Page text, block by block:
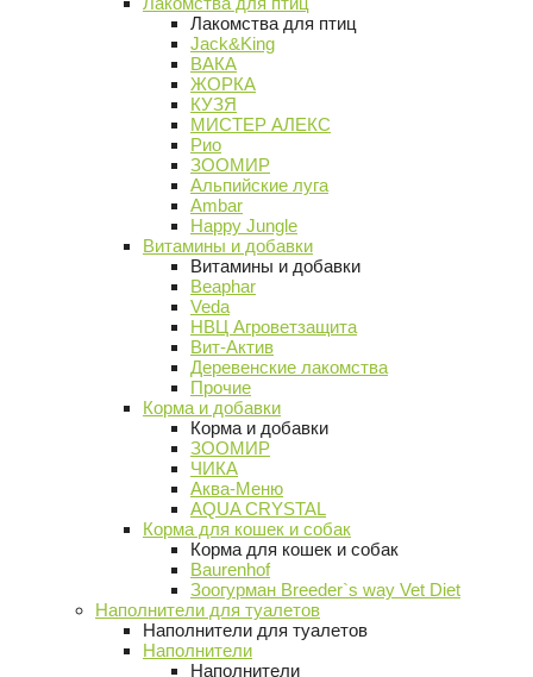
Лакомства для птиц
Jack&King
ВАКА
ЖОРКА
КУЗЯ
МИСТЕР АЛЕКС
Рио
ЗООМИР
Альпийские луга
Ambar
Happy Jungle
Витамины и добавки
Витамины и добавки
Beaphar
Veda
НВЦ Агроветзащита
Вит-Актив
Деревенские лакомства
Прочие
Корма и добавки
Корма и добавки
ЗООМИР
ЧИКА
Аква-Меню
AQUA CRYSTAL
Корма для кошек и собак
Корма для кошек и собак
Baurenhof
Зоогурман Breeder`s way Vet Diet
Наполнители для туалетов
Наполнители для туалетов
Наполнители
Наполнители